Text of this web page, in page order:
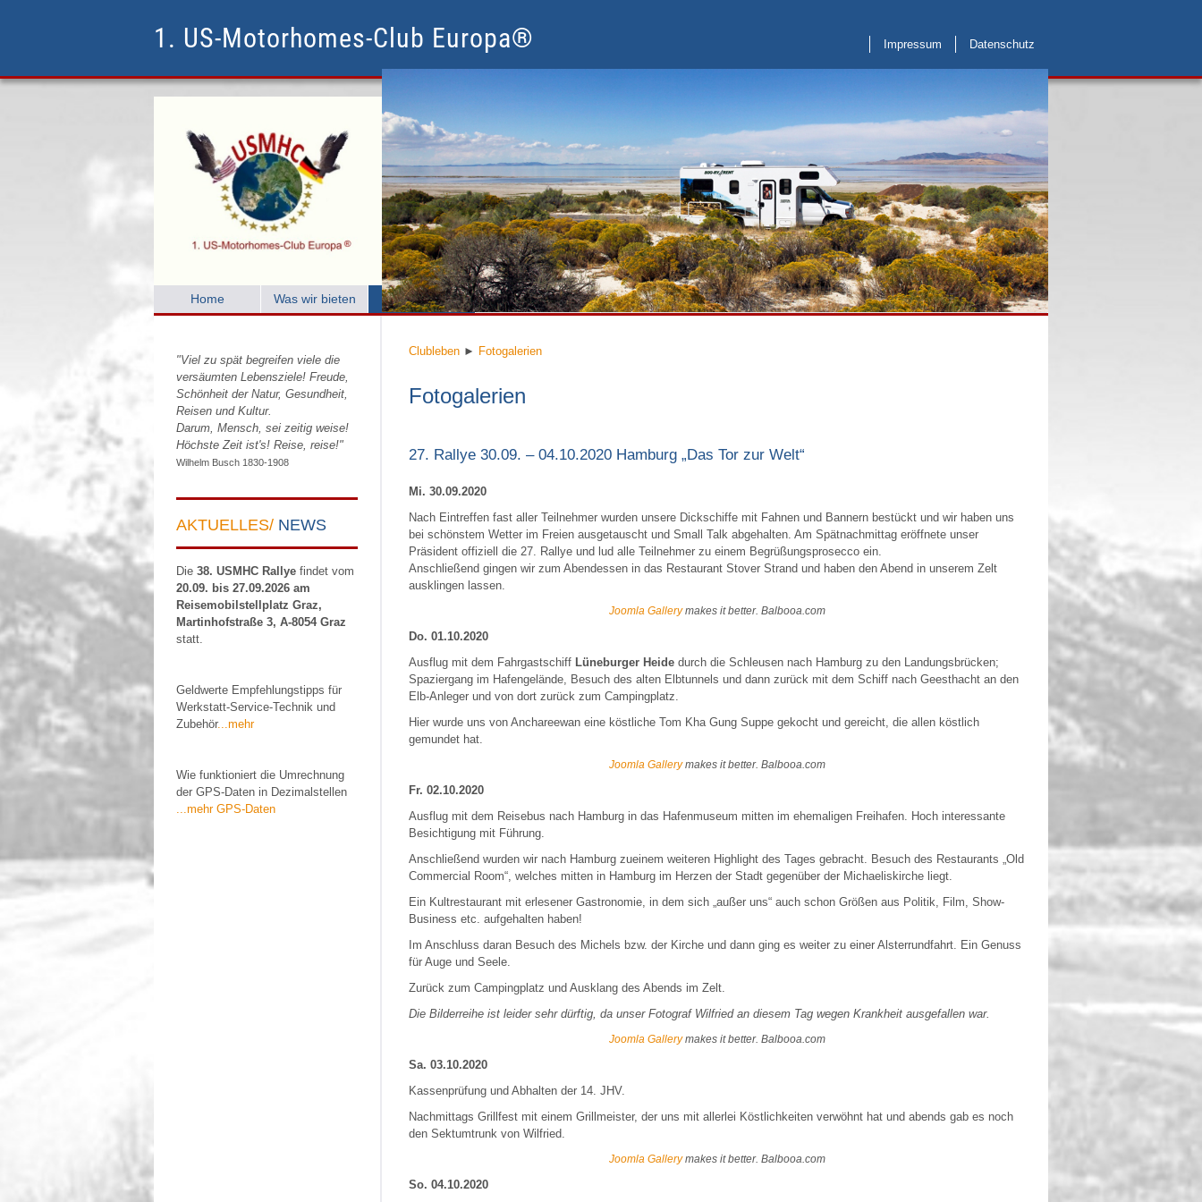
1. US-Motorhomes-Club Europa® Impressum Datenschutz
Home Was wir bieten Clubleben Mitglied werden Nur für Mitglieder Service Weblinks Kontakt
"Viel zu spät begreifen viele die
versäumten Lebensziele! Freude,
Schönheit der Natur, Gesundheit,
Reisen und Kultur.
Darum, Mensch, sei zeitig weise!
Höchste Zeit ist's! Reise, reise!"
Wilhelm Busch 1830-1908
AKTUELLES/ NEWS
Die 38. USMHC Rallye findet vom
20.09. bis 27.09.2026 am
Reisemobilstellplatz Graz,
Martinhofstraße 3, A-8054 Graz
statt.
Geldwerte Empfehlungstipps für
Werkstatt-Service-Technik und
Zubehör...mehr
Wie funktioniert die Umrechnung
der GPS-Daten in Dezimalstellen
...mehr GPS-Daten
Clubleben ► Fotogalerien
Fotogalerien
27. Rallye 30.09. – 04.10.2020 Hamburg „Das Tor zur Welt“
Mi. 30.09.2020
Nach Eintreffen fast aller Teilnehmer wurden unsere Dickschiffe mit Fahnen und Bannern bestückt und wir haben uns
bei schönstem Wetter im Freien ausgetauscht und Small Talk abgehalten. Am Spätnachmittag eröffnete unser
Präsident offiziell die 27. Rallye und lud alle Teilnehmer zu einem Begrüßungsprosecco ein.
Anschließend gingen wir zum Abendessen in das Restaurant Stover Strand und haben den Abend in unserem Zelt
ausklingen lassen.
Joomla Gallerymakes it better. Balbooa.com
Do. 01.10.2020
Ausflug mit dem Fahrgastschiff Lüneburger Heide durch die Schleusen nach Hamburg zu den Landungsbrücken;
Spaziergang im Hafengelände, Besuch des alten Elbtunnels und dann zurück mit dem Schiff nach Geesthacht an den
Elb-Anleger und von dort zurück zum Campingplatz.
Hier wurde uns von Anchareewan eine köstliche Tom Kha Gung Suppe gekocht und gereicht, die allen köstlich
gemundet hat.
Joomla Gallerymakes it better. Balbooa.com
Fr. 02.10.2020
Ausflug mit dem Reisebus nach Hamburg in das Hafenmuseum mitten im ehemaligen Freihafen. Hoch interessante
Besichtigung mit Führung.
Anschließend wurden wir nach Hamburg zueinem weiteren Highlight des Tages gebracht. Besuch des Restaurants „Old
Commercial Room“, welches mitten in Hamburg im Herzen der Stadt gegenüber der Michaeliskirche liegt.
Ein Kultrestaurant mit erlesener Gastronomie, in dem sich „außer uns“ auch schon Größen aus Politik, Film, Show-
Business etc. aufgehalten haben!
Im Anschluss daran Besuch des Michels bzw. der Kirche und dann ging es weiter zu einer Alsterrundfahrt. Ein Genuss
für Auge und Seele.
Zurück zum Campingplatz und Ausklang des Abends im Zelt.
Die Bilderreihe ist leider sehr dürftig, da unser Fotograf Wilfried an diesem Tag wegen Krankheit ausgefallen war.
Joomla Gallerymakes it better. Balbooa.com
Sa. 03.10.2020
Kassenprüfung und Abhalten der 14. JHV.
Nachmittags Grillfest mit einem Grillmeister, der uns mit allerlei Köstlichkeiten verwöhnt hat und abends gab es noch
den Sektumtrunk von Wilfried.
Joomla Gallerymakes it better. Balbooa.com
So. 04.10.2020